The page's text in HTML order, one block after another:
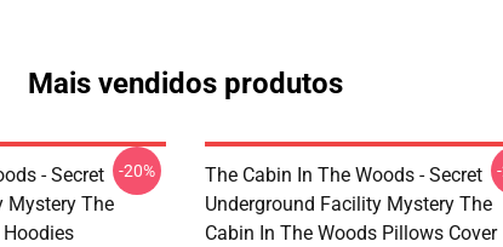
Mais vendidos produtos
- Secret
Mystery The
-20%
The Cabin In The Woods - Secret
Underground Facility Mystery The
Cabin In The Woods Pillows Cover